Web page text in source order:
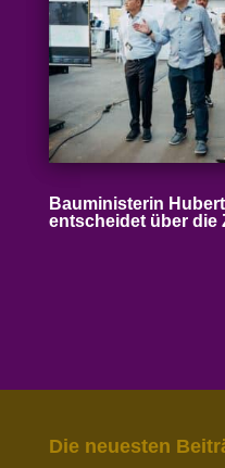
Baumi­nis­terin
entscheidet über die
Die neuesten